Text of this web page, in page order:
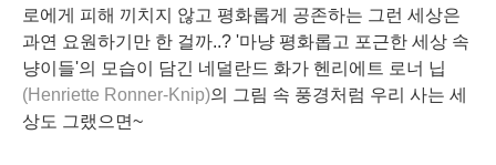
로에게 피해 끼치지 않고 평화롭게 공존하는 그런 세상은
과연 요원하기만 한 걸까..? '마냥 평화롭고 포근한 세상 속
냥이들'의 모습이 담긴 네덜란드 화가 헨리에트 로너 닙
(Henriette Ronner-Knip)의 그림 속 풍경처럼 우리 사는 세
상도 그랬으면~